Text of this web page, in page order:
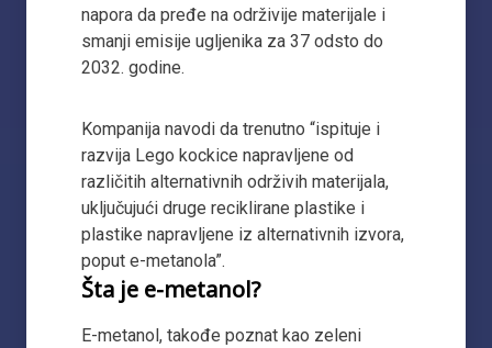
napora da pređe na održivije materijale i
smanji emisije ugljenika za 37 odsto do
2032. godine.
Kompanija navodi da trenutno “ispituje i
razvija Lego kockice napravljene od
različitih alternativnih održivih materijala,
uključujući druge reciklirane plastike i
plastike napravljene iz alternativnih izvora,
poput e-metanola”.
Šta je e-metanol?
E-metanol, takođe poznat kao zeleni